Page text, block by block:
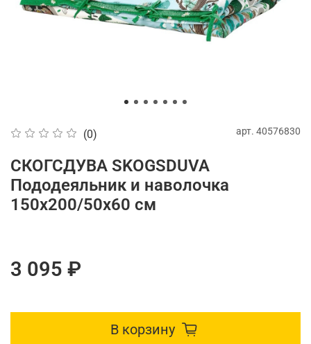
(0) арт. 40576830
СКОГСДУВА SKOGSDUVA
Пододеяльник и наволочка
150х200/50х60 см
3 095 ₽
В корзину